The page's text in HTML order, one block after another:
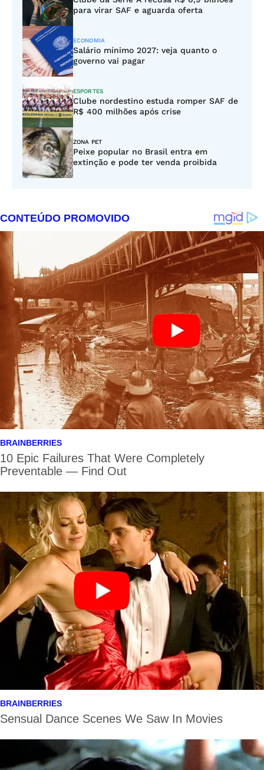
para virar SAF e aguarda oferta
ECONOMIA
Salário mínimo 2027: veja quanto o
governo vai pagar
ESPORTES
Clube nordestino estuda romper SAF de
R$ 400 milhões após crise
ZONA PET
Peixe popular no Brasil entra em
extinção e pode ter venda proibida